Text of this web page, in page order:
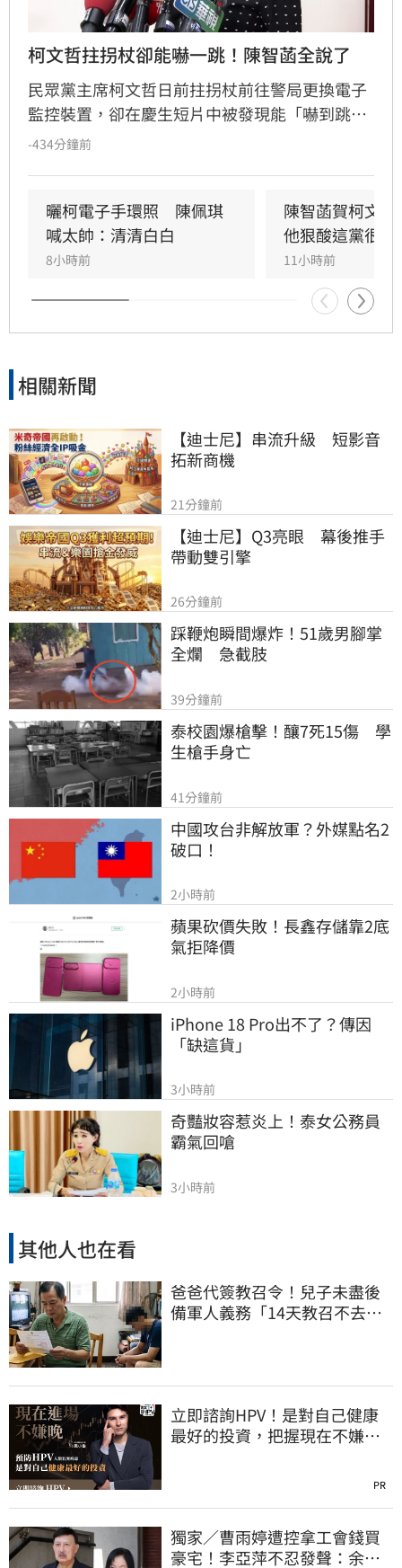
柯文哲拄拐杖卻能嚇一跳！陳智菡全說了
民眾黨主席柯文哲日前拄拐杖前往警局更換電子
監控裝置，卻在慶生短片中被發現能「嚇到跳起
來」，引發外界質疑。民眾黨團主任陳智菡強
示慶生當下的反應僅是直覺動作，網友的酸言酸
語言過其實。
-434分鐘前
曬柯電子手環照　陳佩琪
喊太帥：清清白白
8小時前
陳智菡賀柯文
他狠酸這黨很奇
11小時前
相關新聞
【迪士尼】串流升級　短影音
拓新商機
21分鐘前
【迪士尼】Q3亮眼　幕後推手
帶動雙引擎
26分鐘前
踩鞭炮瞬間爆炸！51歲男腳掌
全爛　急截肢
39分鐘前
泰校園爆槍擊！釀7死15傷　學
生槍手身亡
41分鐘前
中國攻台非解放軍？外媒點名2
破口！
2小時前
蘋果砍價失敗！長鑫存儲靠2底
氣拒降價
2小時前
iPhone 18 Pro出不了？傳因
「缺這貨」
3小時前
奇豔妝容惹炎上！泰女公務員
霸氣回嗆
3小時前
其他人也在看
爸爸代簽教召令！兒子未盡後
備軍人義務「14天教召不去」
立即諮詢HPV！是對自己健康
最好的投資，把握現在不嫌
PR
獨家／曹雨婷遭控拿工會錢買
豪宅！李亞萍不忍發聲：余天